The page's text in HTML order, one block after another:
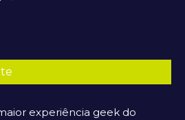
experiência geek do